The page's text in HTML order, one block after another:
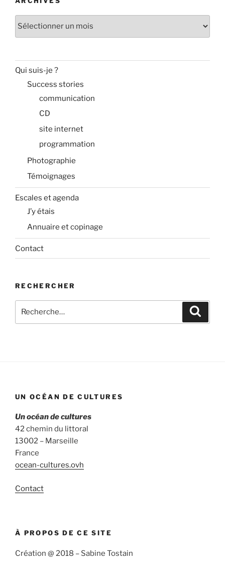
Qui suis-je ?
Success stories
communication
CD
site internet
programmation
Photographie
Témoignages
Escales et agenda
J’y étais
Annuaire et copinage
Contact
RECHERCHER
pour
UN OCÉAN DE CULTURES
Un océan de cultures
42 chemin du littoral
13002 – Marseille
France
ocean-cultures.ovh
Contact
À PROPOS DE CE SITE
Création @ 2018 – Sabine Tostain